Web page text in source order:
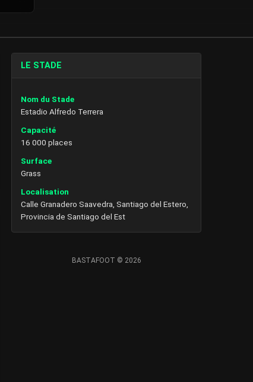
LE STADE
Nom du Stade
Estadio Alfredo Terrera
Capacité
16 000 places
Surface
Grass
Localisation
Calle Granadero Saavedra, Santiago del Estero,
Provincia de Santiago del Est
BASTAFOOT © 2026